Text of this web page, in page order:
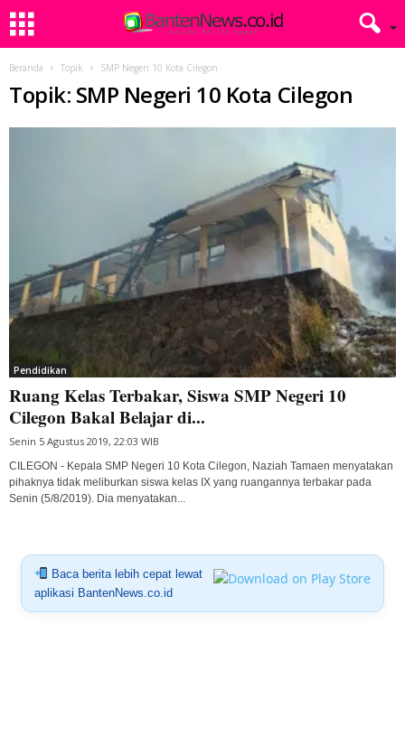
Beranda Topik SMP Negeri 10 Kota Cilegon
Topik: SMP Negeri 10 Kota Cilegon
Pendidikan
Ruang Kelas Terbakar, Siswa SMP Negeri 10
Cilegon Bakal Belajar di...
Senin 5 Agustus 2019, 22:03 WIB
CILEGON - Kepala SMP Negeri 10 Kota Cilegon, Naziah Tamaen menyatakan
pihaknya tidak meliburkan siswa kelas IX yang ruangannya terbakar pada
Senin (5/8/2019). Dia menyatakan...
Baca berita lebih cepat lewat
aplikasi BantenNews.co.id